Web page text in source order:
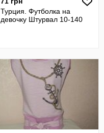
Турция. Футболка на
девочку Штурвал 10-140